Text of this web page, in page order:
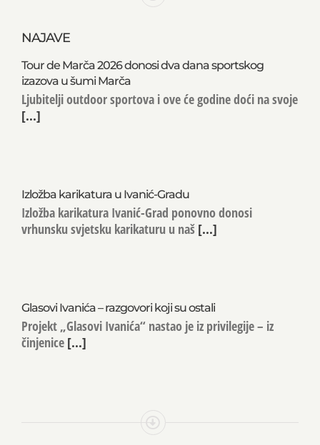
NAJAVE
Tour de Marča 2026 donosi dva dana sportskog
izazova u šumi Marča
Ljubitelji outdoor sportova i ove će godine doći na svoje
[...]
Izložba karikatura u Ivanić-Gradu
Izložba karikatura Ivanić-Grad ponovno donosi
vrhunsku svjetsku karikaturu u naš [...]
Glasovi Ivanića – razgovori koji su ostali
Projekt „Glasovi Ivanića“ nastao je iz privilegije – iz
činjenice [...]